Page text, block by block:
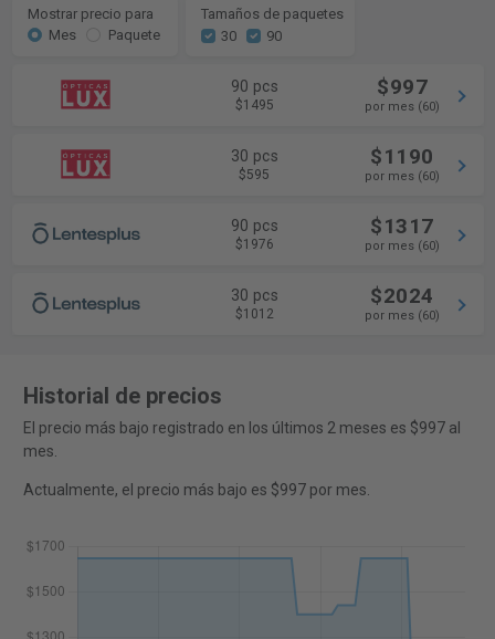
Mostrar precio para
Mes
Paquete
Tamaños de paquetes
30
90
90 pcs
$1495
$997
por mes (60)
30 pcs
$595
$1190
por mes (60)
90 pcs
$1976
$1317
por mes (60)
30 pcs
$1012
$2024
por mes (60)
Historial de precios
El precio más bajo registrado en los últimos 2 meses es $997 al
mes.
Actualmente, el precio más bajo es $997 por mes.